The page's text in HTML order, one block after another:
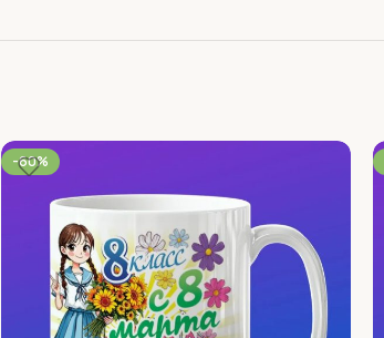
-60%